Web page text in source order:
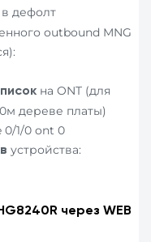
в дефолт
outbound MNG
на ONT (для
дереве платы)
1/0 ont 0
устройства:
HG8240 R черезWEB